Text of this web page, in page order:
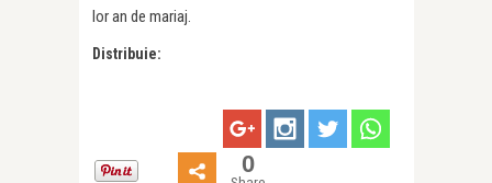
lor an de mariaj.
Distribuie:
0